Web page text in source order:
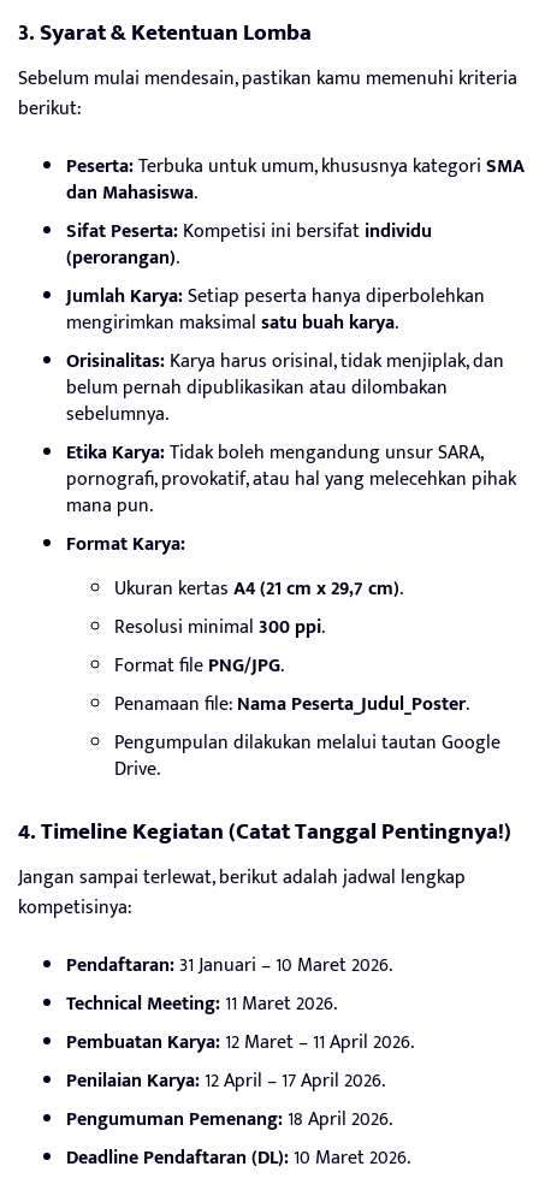
3. Syarat & Ketentuan Lomba
Sebelum mulai mendesain, pastikan kamu memenuhi kriteria
berikut:
Peserta:Terbuka untuk umum, khususnya kategoriSMA
dan Mahasiswa.
Sifat Peserta:Kompetisi ini bersifatindividu
(perorangan).
Jumlah Karya:Setiap peserta hanya diperbolehkan
mengirimkan maksimalsatu buah karya.
Orisinalitas:Karya harus orisinal, tidak menjiplak, dan
belum pernah dipublikasikan atau dilombakan
sebelumnya.
Etika Karya:Tidak boleh mengandung unsur SARA,
pornografi, provokatif, atau hal yang melecehkan pihak
mana pun.
Format Karya:
Ukuran kertasA4 (21 cm x 29,7 cm).
Resolusi minimal300 ppi.
Format filePNG/JPG.
Penamaan file:Nama Peserta_Judul_Poster.
Pengumpulan dilakukan melalui tautan Google
Drive.
4. Timeline Kegiatan (Catat Tanggal Pentingnya!)
Jangan sampai terlewat, berikut adalah jadwal lengkap
kompetisinya:
Pendaftaran:31 Januari – 10 Maret 2026.
Technical Meeting:11 Maret 2026.
Pembuatan Karya:12 Maret – 11 April 2026.
Penilaian Karya:12 April – 17 April 2026.
Pengumuman Pemenang:18 April 2026.
Deadline Pendaftaran (DL):10 Maret 2026.